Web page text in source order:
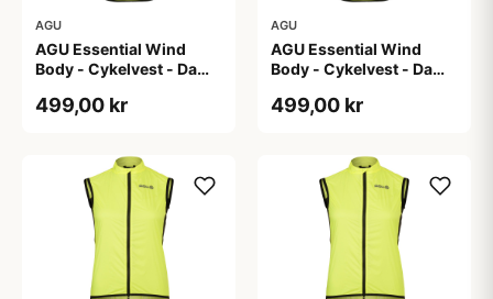
AGU
AGU Essential Wind
Body - Cykelvest - Dame
M
499,00 kr
AGU
AGU Essential Wind
Body - Cykelvest - Dame
499,00 kr